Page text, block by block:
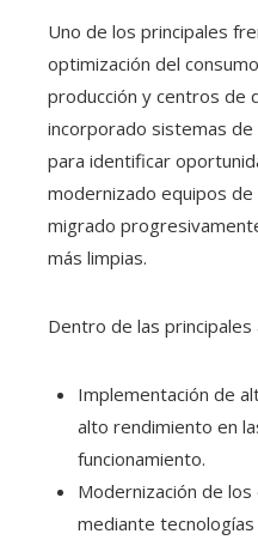
Uno de los principales
optimización del
producción y centros de
incorporado sistemas
para identificar
modernizado equipos
migrado
más limpias.
Dentro de las principales
Implementación de
alto rendimiento en
funcionamiento.
Modernización de
mediante